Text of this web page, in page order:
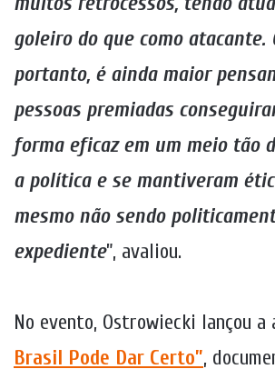
goleiro do que como atacante.
portanto, é ainda maior
pessoas premiadas
forma eficaz em um meio tão
a política e se mantiveram
mesmo não sendo
expediente”, avaliou.
No evento, Ostrowiecki lançou a
Brasil Pode Dar Certo”,